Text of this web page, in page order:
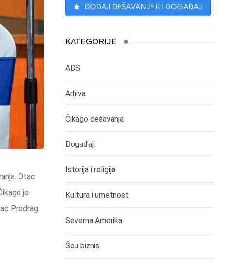
Otac
je
Predrag
KATEGORIJE
ADS
Arhiva
Čikago dešavanja
Događaji
Istorija i religija
Kultura i umetnost
Severna Amerika
Šou biznis